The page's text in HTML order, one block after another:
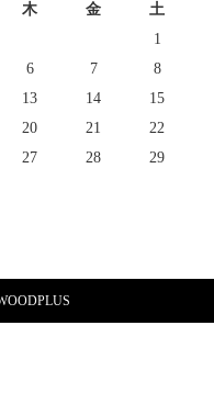
木 金 土
1
6 7
8
13 14
15
20 21
22
27 28
29